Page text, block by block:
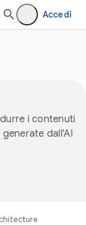
Accedi
i contenuti
dall'AI